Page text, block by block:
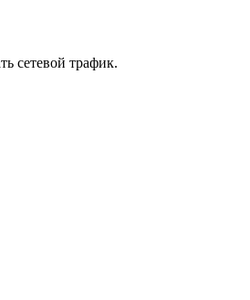
сетевой трафик.